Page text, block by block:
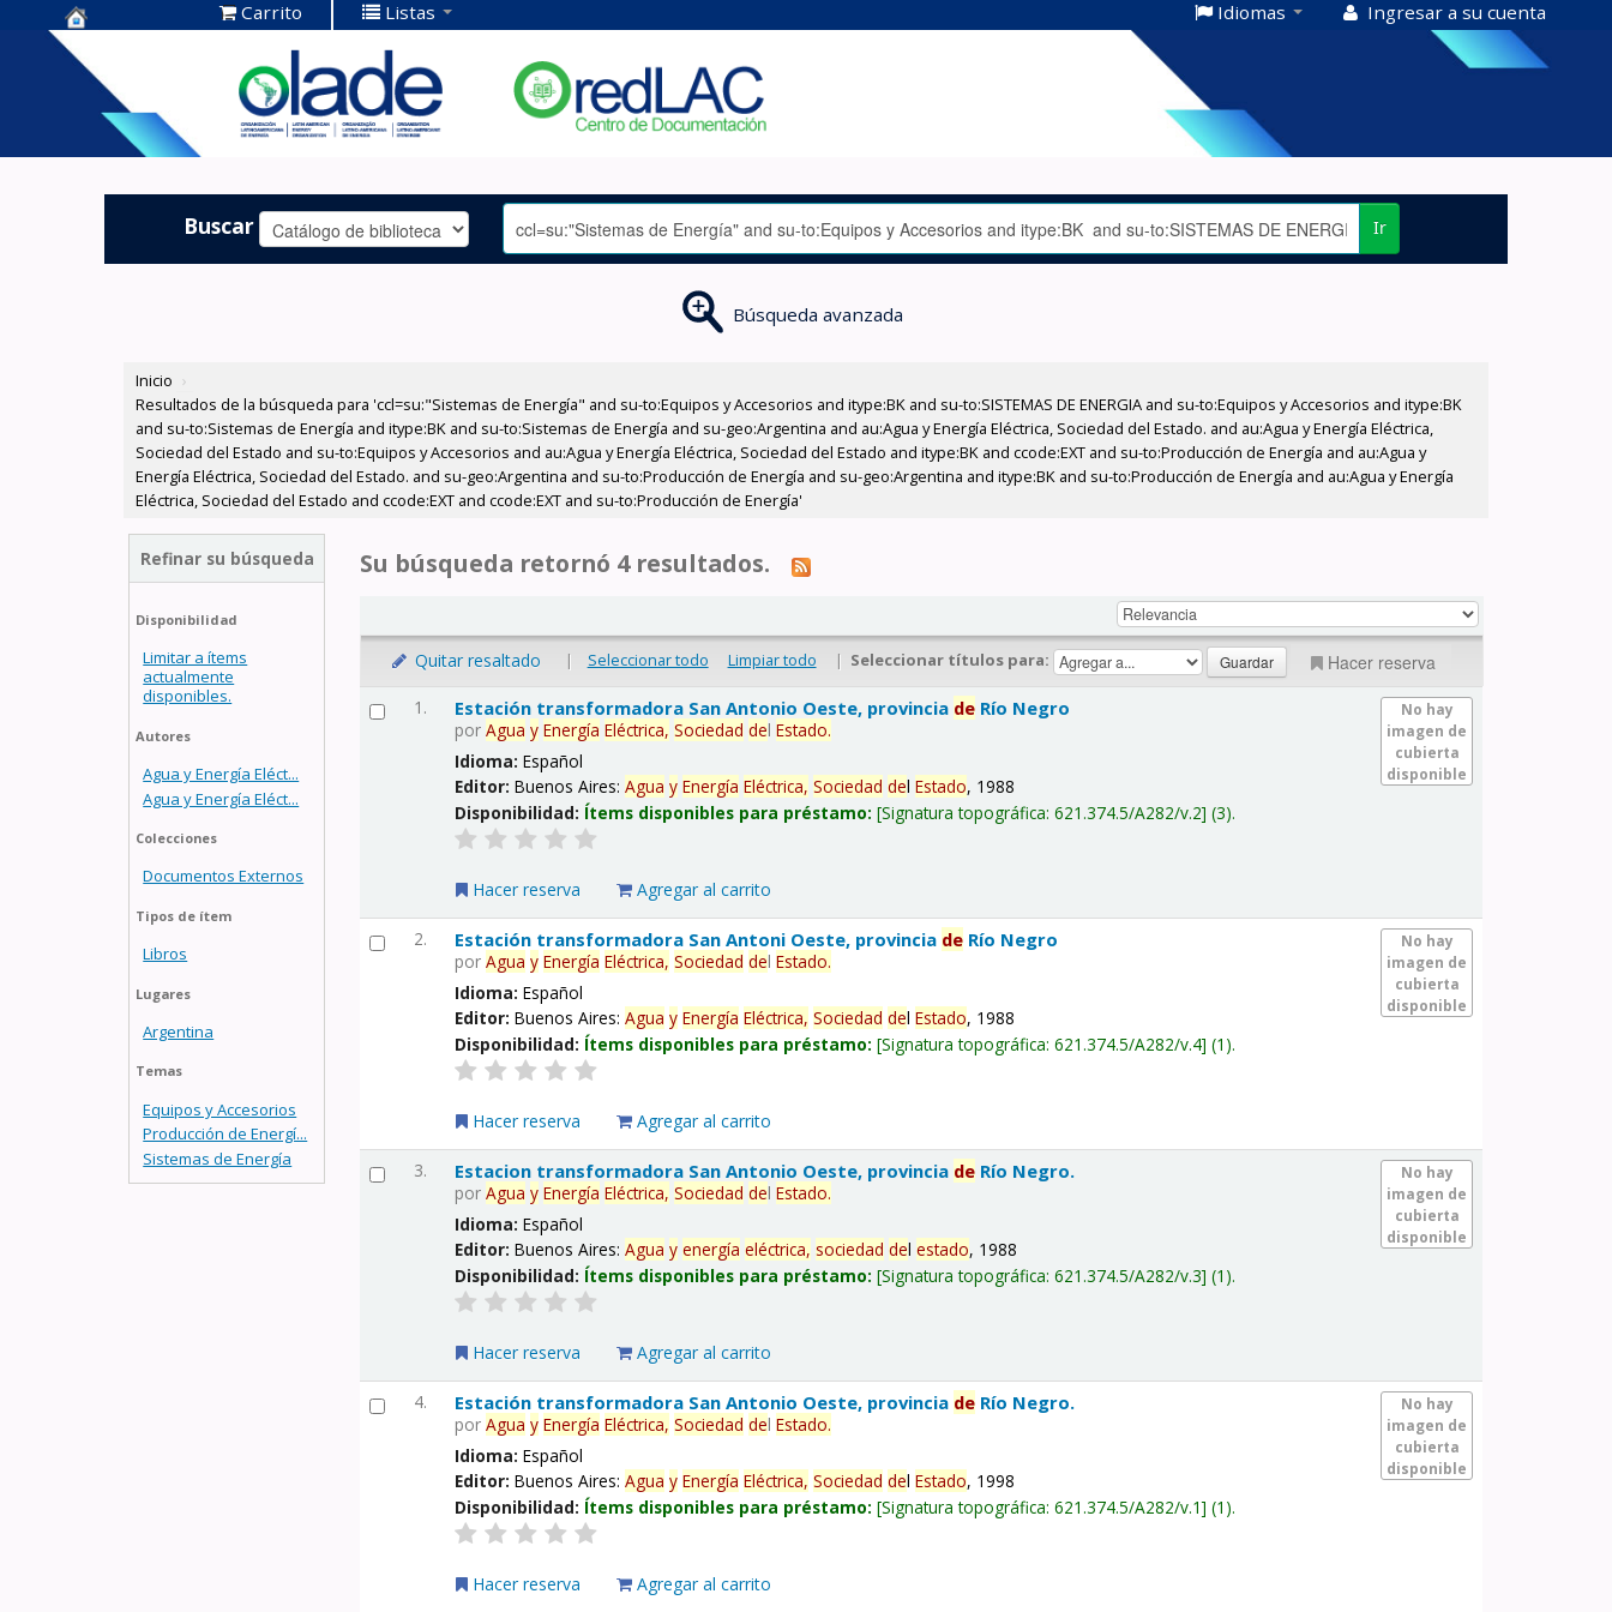
Centro de
Documentación
OLADE -
Carrito Listas Idiomas Ingresar a su cuenta
Buscar Ir
Búsqueda avanzada
Inicio ›
Resultados de la búsqueda para 'ccl=su:"Sistemas de Energía" and su-to:Equipos y Accesorios and itype:BK and su-to:SISTEMAS DE ENERGIA and su-to:Equipos y Accesorios and itype:BK
and su-to:Sistemas de Energía and itype:BK and su-to:Sistemas de Energía and su-geo:Argentina and au:Agua y Energía Eléctrica, Sociedad del Estado. and au:Agua y Energía Eléctrica,
Sociedad del Estado and su-to:Equipos y Accesorios and au:Agua y Energía Eléctrica, Sociedad del Estado and itype:BK and ccode:EXT and su-to:Producción de Energía and au:Agua y
Energía Eléctrica, Sociedad del Estado. and su-geo:Argentina and su-to:Producción de Energía and su-geo:Argentina and itype:BK and su-to:Producción de Energía and au:Agua y Energía
Eléctrica, Sociedad del Estado and ccode:EXT and ccode:EXT and su-to:Producción de Energía'
Refinar su búsqueda
Disponibilidad
Limitar a ítems
actualmente
disponibles.
Autores
Agua y Energía Eléct...
Agua y Energía Eléct...
Colecciones
Documentos Externos
Tipos de ítem
Libros
Lugares
Argentina
Temas
Equipos y Accesorios
Producción de Energí...
Sistemas de Energía
Su búsqueda retornó 4 resultados.
Quitar resaltado | Seleccionar todo Limpiar todo | Seleccionar títulos para: Hacer reserva
1.
No hay
imagen de
cubierta
disponible
Estación transformadora San Antonio Oeste, provincia de Río Negro
porAgua y Energía Eléctrica, Sociedad delEstado.
Idioma:Español
Editor:Buenos Aires:Agua y Energía Eléctrica, Sociedad delEstado, 1988
Disponibilidad: Ítems disponibles para préstamo: Signatura topográfica:621.374.5/A282/v.2 (3).
Hacer reserva Agregar al carrito
2.
No hay
imagen de
cubierta
disponible
Estación transformadora San Antoni Oeste, provincia de Río Negro
porAgua y Energía Eléctrica, Sociedad delEstado.
Idioma:Español
Editor:Buenos Aires:Agua y Energía Eléctrica, Sociedad delEstado, 1988
Disponibilidad: Ítems disponibles para préstamo: Signatura topográfica:621.374.5/A282/v.4 (1).
Hacer reserva Agregar al carrito
3.
No hay
imagen de
cubierta
disponible
Estacion transformadora San Antonio Oeste, provincia de Río Negro.
porAgua y Energía Eléctrica, Sociedad delEstado.
Idioma:Español
Editor:Buenos Aires:Agua y energía eléctrica, sociedad delestado, 1988
Disponibilidad: Ítems disponibles para préstamo: Signatura topográfica:621.374.5/A282/v.3 (1).
Hacer reserva Agregar al carrito
4.
No hay
imagen de
cubierta
disponible
Estación transformadora San Antonio Oeste, provincia de Río Negro.
porAgua y Energía Eléctrica, Sociedad delEstado.
Idioma:Español
Editor:Buenos Aires:Agua y Energía Eléctrica, Sociedad delEstado, 1998
Disponibilidad: Ítems disponibles para préstamo: Signatura topográfica:621.374.5/A282/v.1 (1).
Hacer reserva Agregar al carrito